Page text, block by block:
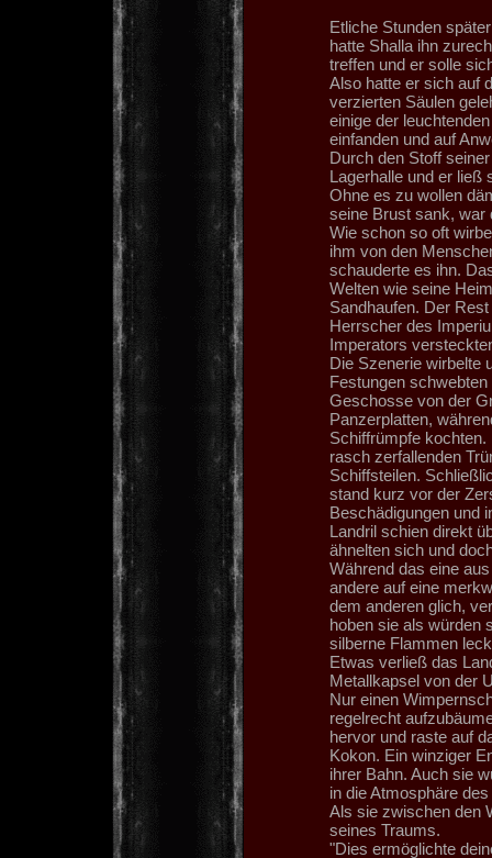
Etliche Stunden
hatte Shalla ihn
treffen und er solle
Also hatte er sich auf
verzierten Säulen
einige der
einfanden und auf
Durch den Stoff
Lagerhalle und er ließ
Ohne es zu wollen
seine Brust sank, war
Wie schon so oft
ihm von den
schauderte es ihn.
Welten wie seine
Sandhaufen. Der
Herrscher des
Imperators
Die Szenerie wirbelte
Festungen
Geschosse von der
Panzerplatten,
Schiffrümpfe
rasch zerfallenden
Schiffsteilen.
stand kurz vor der
Beschädigungen und
Landril schien direkt
ähnelten sich und
Während das eine
andere auf eine
dem anderen glich,
hoben sie als würden
silberne Flammen
Etwas verließ das
Metallkapsel von der
Nur einen
regelrecht
hervor und raste auf
Kokon. Ein winziger
ihrer Bahn. Auch sie
in die Atmosphäre
Als sie zwischen den
seines Traums.
"Dies ermöglichte